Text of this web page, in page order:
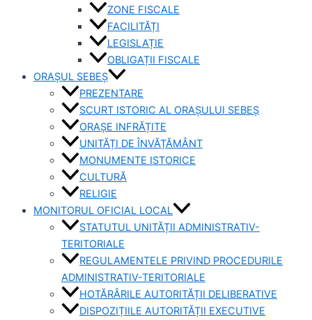
ZONE FISCALE
FACILITĂȚI
LEGISLAȚIE
OBLIGAȚII FISCALE
ORAȘUL SEBEȘ
PREZENTARE
SCURT ISTORIC AL ORAȘULUI SEBEȘ
ORAȘE INFRĂȚITE
UNITĂȚI DE ÎNVĂȚĂMÂNT
MONUMENTE ISTORICE
CULTURĂ
RELIGIE
MONITORUL OFICIAL LOCAL
STATUTUL UNITĂȚII ADMINISTRATIV-
TERITORIALE
REGULAMENTELE PRIVIND PROCEDURILE
ADMINISTRATIV-TERITORIALE
HOTĂRÂRILE AUTORITĂȚII DELIBERATIVE
DISPOZIȚIILE AUTORITĂȚII EXECUTIVE